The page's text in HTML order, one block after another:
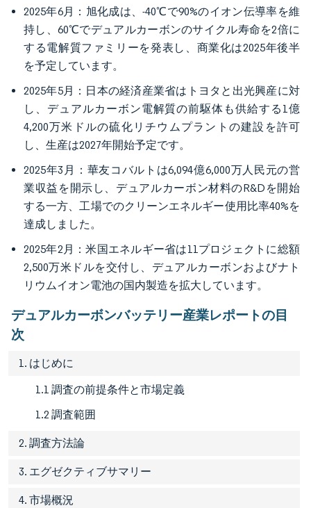
2025年6月：旭化成は、-40℃で90%のイオン伝導率を維
持し、60℃でデュアルカーボンのサイクル寿命を2倍に
する電解質ファミリーを発表し、商業化は2025年後半
を予定しています。
2025年5月：日本の経済産業省はトヨタと出光興産に対
し、デュアルカーボン電解質の前駆体も供給する1億
4,200万米ドルの硫化リチウムプラントの建設を許可
し、生産は2027年開始予定です。
2025年3月：華友コバルトは6,094億6,000万人民元の営
業収益を開示し、デュアルカーボン材料のR&Dを開始
する一方、工場でのクリーンエネルギー使用比率40%を
達成しました。
2025年2月：米国エネルギー省は11プロジェクトに総額
2,500万米ドルを交付し、デュアルカーボンおよびナト
リウムイオン電池の国内製造を拡大しています。
デュアルカーボンバッテリー産業レポートの目
次
1. はじめに
1.1 調査の前提条件と市場定義
1.2 調査範囲
2. 調査方法論
3. エグゼクティブサマリー
4. 市場概況